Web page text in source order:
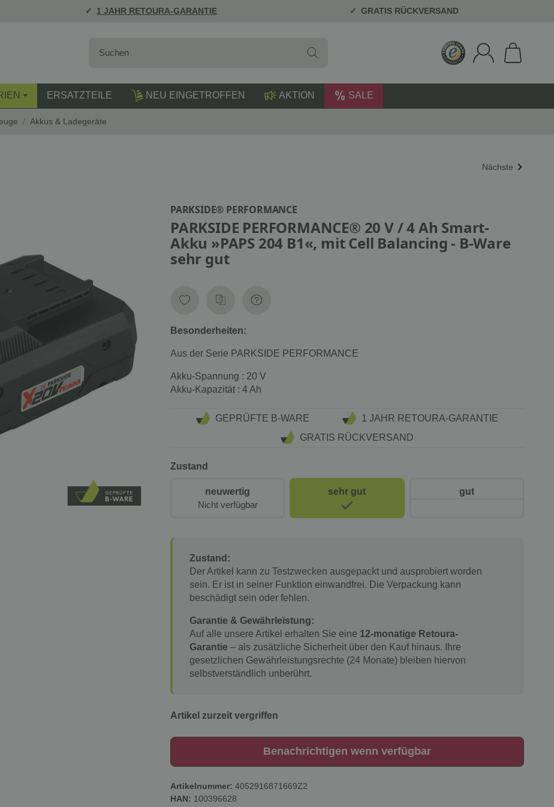
1 JAHR RETOURA-GARANTIE GRATIS RÜCKVERSAND
ERSATZTEILE NEU EINGETROFFEN AKTION SALE
/ Akkus & Ladegeräte
Nächste
PARKSIDE® PERFORMANCE
PARKSIDE PERFORMANCE® 20 V / 4 Ah Smart-
Akku »PAPS 204 B1«, mit Cell Balancing - B-Ware
sehr gut
Besonderheiten:
Aus der Serie PARKSIDE PERFORMANCE
Akku-Spannung : 20 V
Akku-Kapazität : 4 Ah
GEPRÜFTE B-WARE
1 JAHR RETOURA-GARANTIE
GRATIS RÜCKVERSAND
Zustand
neuwertig
Nicht verfügbar
sehr gut gut
Zustand:
Der Artikel kann zu Testzwecken ausgepackt und ausprobiert worden
sein. Er ist in seiner Funktion einwandfrei. Die Verpackung kann
beschädigt sein oder fehlen.
Garantie & Gewährleistung:
Auf alle unsere Artikel erhalten Sie eine 12-monatige Retoura-
Garantie – als zusätzliche Sicherheit über den Kauf hinaus. Ihre
gesetzlichen Gewährleistungsrechte (24 Monate) bleiben hiervon
selbstverständlich unberührt.
Artikel zurzeit vergriffen
Benachrichtigen wenn verfügbar
Artikelnummer: 4052916871669Z2
HAN: 100396628